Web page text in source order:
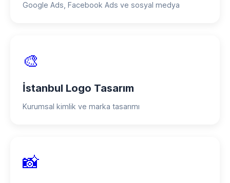
Google Ads, Facebook Ads ve sosyal medya
🎨
İstanbul Logo Tasarım
Kurumsal kimlik ve marka tasarımı
📸